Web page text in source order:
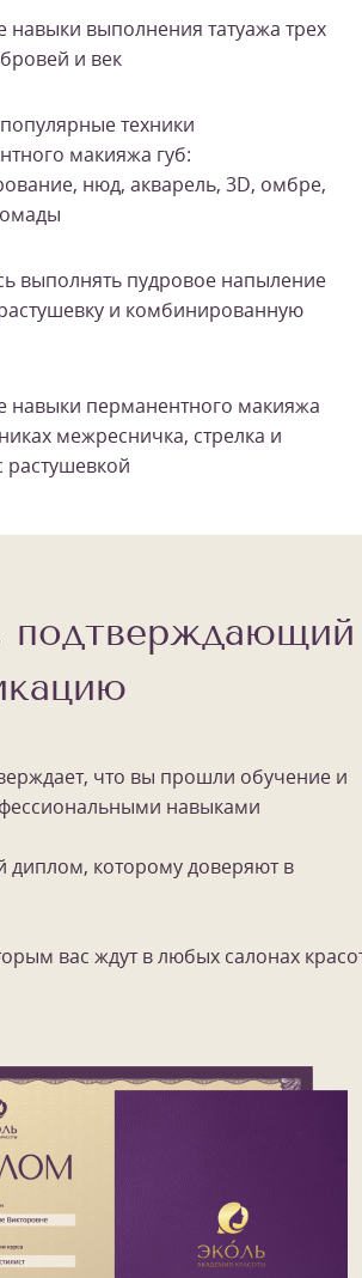
навыки выполнения татуажа трех
и век
техники
макияжа губ:
нюд, акварель, 3D, омбре,
выполнять пудровое напыление
и комбинированную
навыки перманентного макияжа
межресничка, стрелка и
растушевкой
подтверждающий
что вы прошли обучение и
навыками
которому доверяют в
вас ждут в любых салонах